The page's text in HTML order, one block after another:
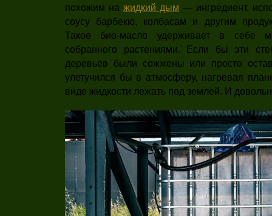
похожим на жидкий дым — ингредиент,
соусу барбекю, колбасам и другим
Такое био-масло удерживает в себе
собранного растениями. Если бы эти
деревьев были сожжены или просто
улетучился бы в атмосферу, нагревая
виде жидкости лежать под землей. И